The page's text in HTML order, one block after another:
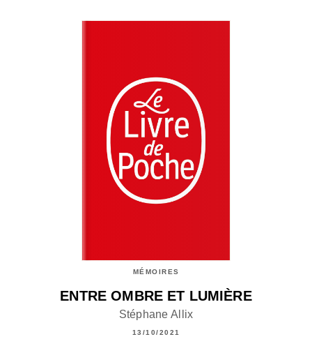
MÉMOIRES
ENTRE OMBRE ET LUMIÈRE
Stéphane Allix
13/10/2021